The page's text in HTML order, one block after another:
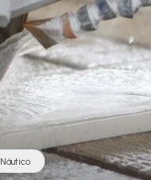
Náutico